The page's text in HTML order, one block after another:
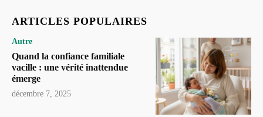
ARTICLES POPULAIRES
Autre
Quand la confiance familiale
vacille : une vérité inattendue
émerge
décembre 7, 2025